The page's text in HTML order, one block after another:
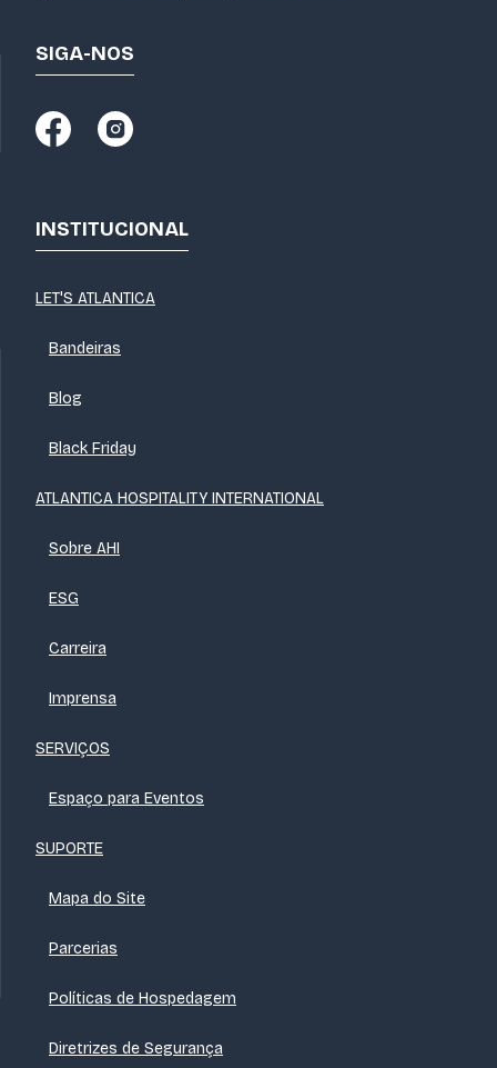
SIGA-NOS
INSTITUCIONAL
LET'S ATLANTICA
Bandeiras
Blog
Black Friday
ATLANTICA HOSPITALITY INTERNATIONAL
Sobre AHI
ESG
Carreira
Imprensa
SERVIÇOS
Espaço para Eventos
SUPORTE
Mapa do Site
Parcerias
Políticas de Hospedagem
Diretrizes de Segurança